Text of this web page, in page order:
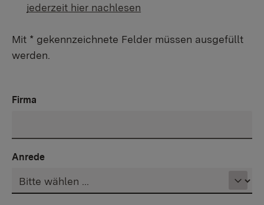
jederzeit hier nachlesen
Mit * gekennzeichnete Felder müssen ausgefüllt
werden.
Firma
Anrede